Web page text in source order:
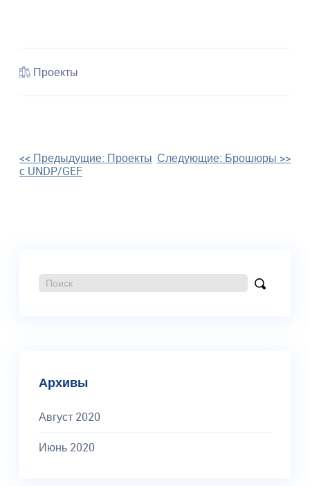
Проекты
Навигация
по
<< Предыдущие: Проекты
с UNDP/GEF
Следующие: Брошюры >>
Поиск: Найти
Архивы
Август 2020
Июнь 2020